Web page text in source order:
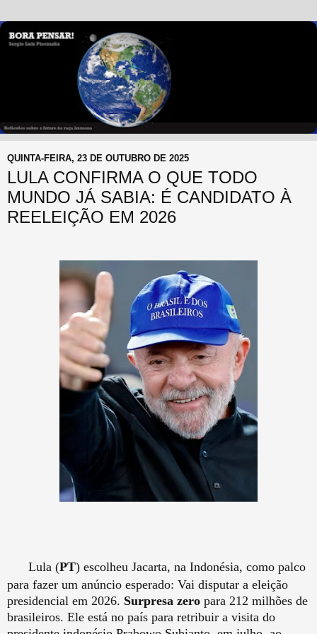
QUINTA-FEIRA, 23 DE OUTUBRO DE 2025
LULA CONFIRMA O QUE TODO
MUNDO JÁ SABIA: É CANDIDATO À
REELEIÇÃO EM 2026
Lula (PT) escolheu Jacarta, na Indonésia, como palco
para fazer um anúncio esperado: Vai disputar a eleição
presidencial em 2026. Surpresa zero para 212 milhões de
brasileiros. Ele está no país para retribuir a visita do